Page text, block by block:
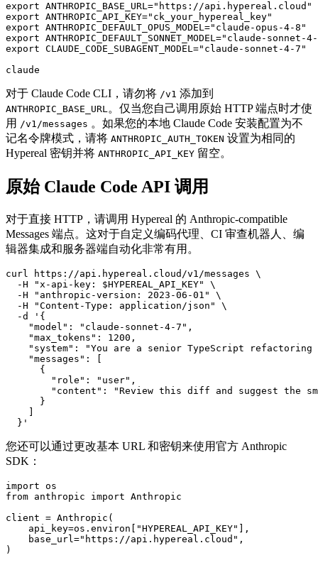
export ANTHROPIC_BASE_URL="https://api.hypereal.cloud"
export ANTHROPIC_API_KEY="ck_your_hypereal_key"
export ANTHROPIC_DEFAULT_OPUS_MODEL="claude-opus-4-8"
export ANTHROPIC_DEFAULT_SONNET_MODEL="claude-sonnet-
export CLAUDE_CODE_SUBAGENT_MODEL="claude-sonnet-4-7"
对于 Claude Code CLI，请勿将 /v1 添加到
ANTHROPIC_BASE_URL。仅当您自己调用原始 HTTP 端点时才使
用 /v1/messages 。如果您的本地 Claude Code 安装配置为不
记名令牌模式，请将 ANTHROPIC_AUTH_TOKEN 设置为相同的
Hypereal 密钥并将 ANTHROPIC_API_KEY 留空。
原始 Claude Code API 调用
对于直接 HTTP，请调用 Hypereal 的 Anthropic-compatible
Messages 端点。这对于自定义编码代理、CI 审查机器人、编
辑器集成和服务器端自动化非常有用。
curl https://api.hypereal.cloud/v1/messages \
  -H "x-api-key: $HYPEREAL_API_KEY" \
  -H "anthropic-version: 2023-06-01" \
  -H "Content-Type: application/json" \
  -d '{
    "model": "claude-sonnet-4-7",
    "max_tokens": 1200,
"system": "You are a senior TypeScript refactoring
    "messages": [
      {
        "role": "user",
"content": "Review this diff and suggest the
      }
您还可以通过更改基本 URL 和密钥来使用官方 Anthropic
SDK：
import os
from anthropic import Anthropic
client = Anthropic(
    api_key=os.environ["HYPEREAL_API_KEY"],
    base_url="https://api.hypereal.cloud",
)